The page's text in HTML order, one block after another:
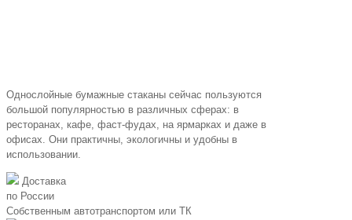
Однослойные бумажные стаканы сейчас пользуются
большой популярностью в различных сферах: в
ресторанах, кафе, фаст-фудах, на ярмарках и даже в
офисах. Они практичны, экологичны и удобны в
использовании.
Доставка
по России
Собственным автотранспортом или ТК